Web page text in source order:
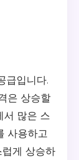
급입니다.
은 상승할
서 많은 스
사용하고
게 상승하